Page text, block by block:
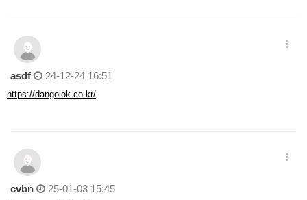
asdf 24-12-24 16:51
https://dangolok.co.kr/
cvbn 25-01-03 15:45